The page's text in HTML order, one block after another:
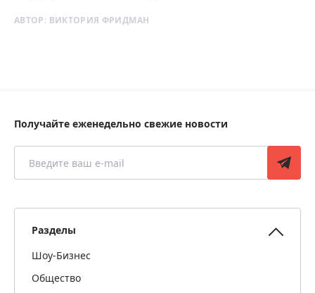
АВТОР: ВИКТОРИЯ ФРИДМАН
Получайте еженедельно свежие новости
Разделы
Шоу-Бизнес
Общество